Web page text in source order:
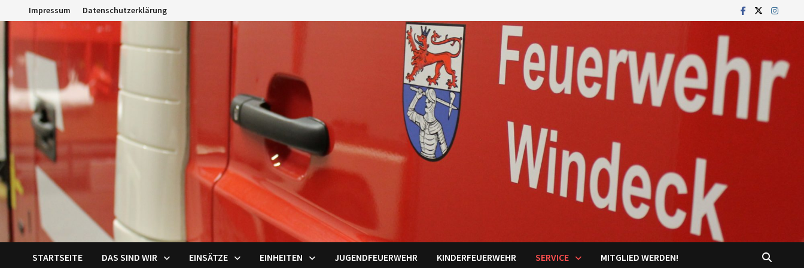
Inhalt
springen
Impressum Datenschutzerklärung
STARTSEITE DAS SIND WIR EINSÄTZE EINHEITEN JUGENDFEUERWEHR KINDERFEUERWEHR SERVICE MITGLIED WERDEN!